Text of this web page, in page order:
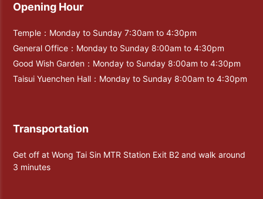
Opening Hour
Temple：Monday to Sunday 7:30am to 4:30pm
General Office：Monday to Sunday 8:00am to 4:30pm
Good Wish Garden：Monday to Sunday 8:00am to 4:30pm
Taisui Yuenchen Hall：Monday to Sunday 8:00am to 4:30pm
Transportation
Get off at Wong Tai Sin MTR Station Exit B2 and walk around
3 minutes